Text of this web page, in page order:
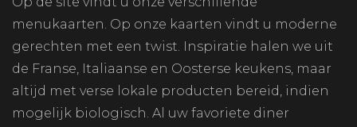
menukaarten. Op onze kaarten vindt u moderne
gerechten met een twist. Inspiratie halen we uit
de Franse, Italiaanse en Oosterse keukens, maar
altijd met verse lokale producten bereid, indien
mogelijk biologisch. Al uw favoriete diner